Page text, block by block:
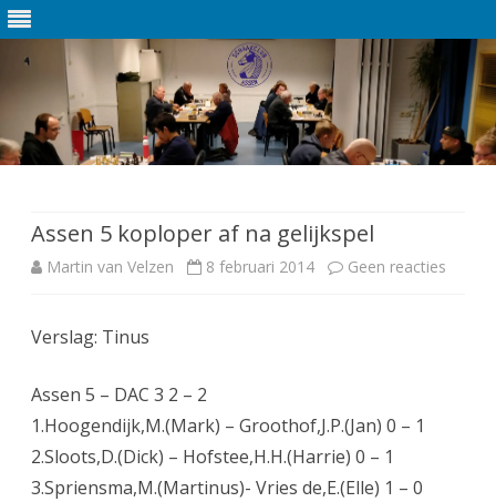
de
inhoud
Assen 5 koploper af na gelijkspel
Martin van Velzen 8 februari 2014 Geen reacties
Verslag: Tinus
Assen 5 – DAC 3 2 – 2
1.Hoogendijk,M.(Mark) – Groothof,J.P.(Jan) 0 – 1
2.Sloots,D.(Dick) – Hofstee,H.H.(Harrie) 0 – 1
3.Spriensma,M.(Martinus)- Vries de,E.(Elle) 1 – 0